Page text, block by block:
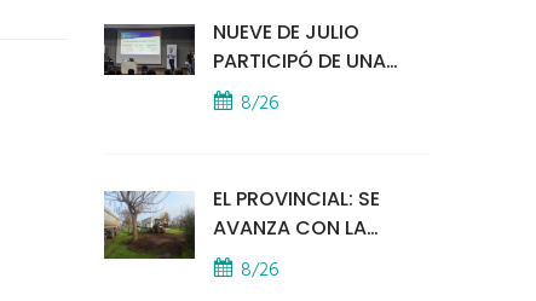
NUEVE DE JULIO
PARTICIPÓ DE UNA
IMPORTANTE
CAPACITACIÓN
8/26
EL PROVINCIAL: SE
AVANZA CON LA
INSTALACIÓN DEL
MÓDULO POLICIAL
8/26